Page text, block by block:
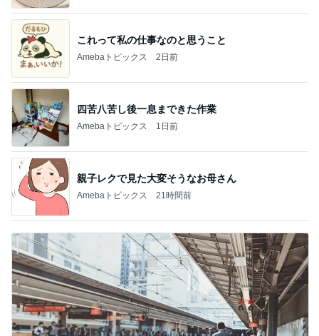
これって私の仕事なのと思うこと
Amebaトピックス 2日前
四苦八苦し後一息まできた作業
Amebaトピックス 1日前
親子レクで見た大変そうなお母さん
Amebaトピックス 21時間前